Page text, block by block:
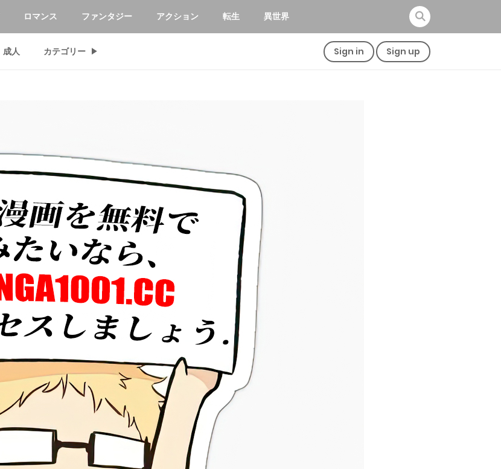
ロマンス ファンタジー アクション 転生 異世界
成人 カテゴリー Sign in Sign up